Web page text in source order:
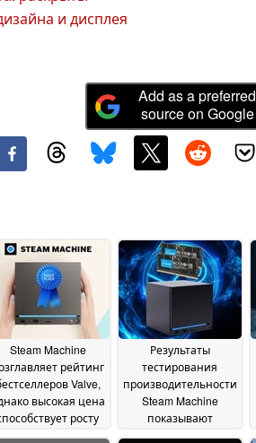
и дисплея
Add as a preferred
source on Google
Steam Machine
рейтинг
Valve,
высокая цена
росту
Результаты
тестирования
производительности
Steam Machine
показывают